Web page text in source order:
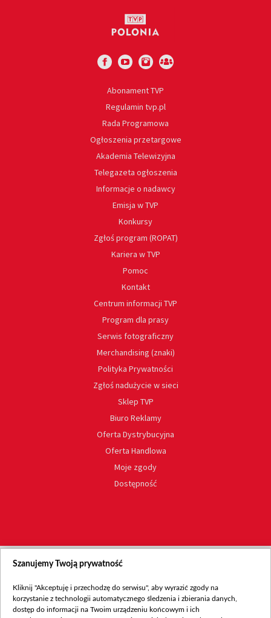
Abonament TVP
Regulamin tvp.pl
Rada Programowa
Ogłoszenia przetargowe
Akademia Telewizyjna
Telegazeta ogłoszenia
Informacje o nadawcy
Emisja w TVP
Konkursy
Zgłoś program (ROPAT)
Kariera w TVP
Pomoc
Kontakt
Centrum informacji TVP
Program dla prasy
Serwis fotograficzny
Merchandising (znaki)
Polityka Prywatności
Zgłoś nadużycie w sieci
Sklep TVP
Biuro Reklamy
Oferta Dystrybucyjna
Oferta Handlowa
Moje zgody
Dostępność
Szanujemy Twoją prywatność
Kliknij "Akceptuję i przechodzę do serwisu", aby wyrazić zgody na
korzystanie z technologii automatycznego śledzenia i zbierania danych,
dostęp do informacji na Twoim urządzeniu końcowym i ich